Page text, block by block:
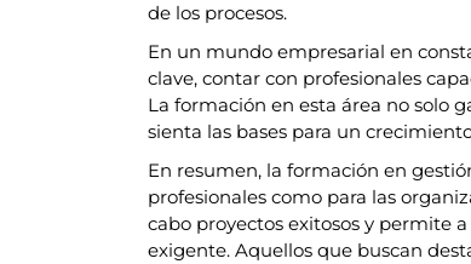
de los procesos.
En un mundo empresarial en
clave, contar con profesionales
La formación en esta área no solo
sienta las bases para un
En resumen, la formación en
profesionales como para las
cabo proyectos exitosos y permite
exigente. Aquellos que buscan